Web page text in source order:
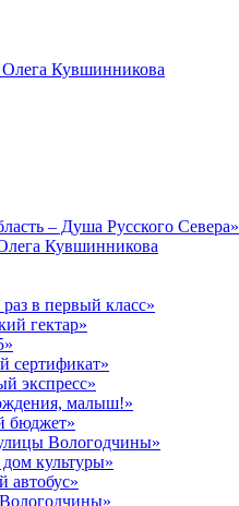
Кувшинникова
– Душа Русского Севера»
Кувшинникова
в первый класс»
гектар»
сертификат»
экспресс»
малыш!»
бюджет»
Вологодчины»
культуры»